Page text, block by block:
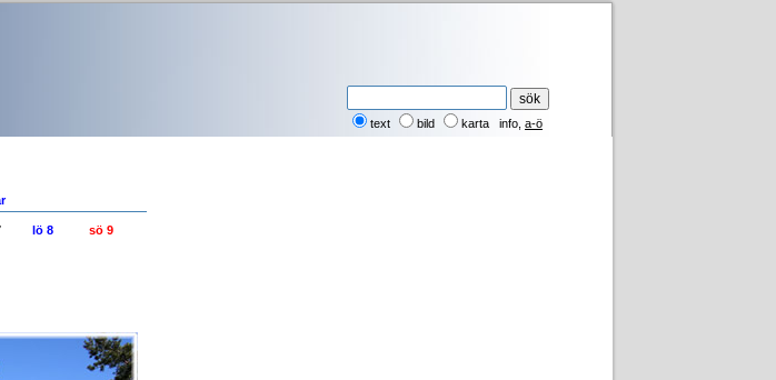
text bild karta info a-ö
lö 8 sö 9